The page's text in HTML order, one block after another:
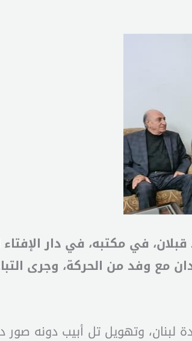
في مكتبه، في دار
مع وفد من الحركة، وجرى
وتهويل تل أبيب دونه صور